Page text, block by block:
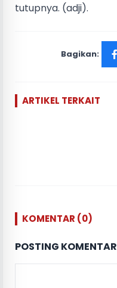
tutupnya. (adji).
Bagikan:
ARTIKEL TERKAIT
KOMENTAR (0)
POSTING KOMENTAR